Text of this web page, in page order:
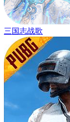
三国志战歌